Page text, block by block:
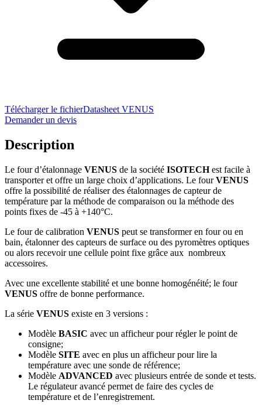
Télécharger le fichierDatasheet VENUS
Demander un devis
Description
Le four d’étalonnage VENUS de la société ISOTECHest facile à
transporter et offre un large choix d’applications. Le fourVENUS
offre la possibilité de réaliser des étalonnages de capteur de
température par la méthode de comparaison ou la méthode des
points fixes de -45 à +140°C.
Le four de calibration VENUS peut se transformer en four ou en
bain, étalonner des capteurs de surface ou des pyromètres optiques
ou alors recevoir une cellule point fixe grâce aux nombreux
accessoires.
Avec une excellente stabilité et une bonne homogénéité; le four
VENUS offre de bonne performance.
La série VENUS existe en 3 versions :
Modèle BASIC avec un afficheur pour régler le point de
consigne;
Modèle SITE avec en plus un afficheur pour lire la
température avec une sonde de référence;
Modèle ADVANCED avec plusieurs entrée de sonde et tests.
Le régulateur avancé permet de faire des cycles de
température et de l’enregistrement.